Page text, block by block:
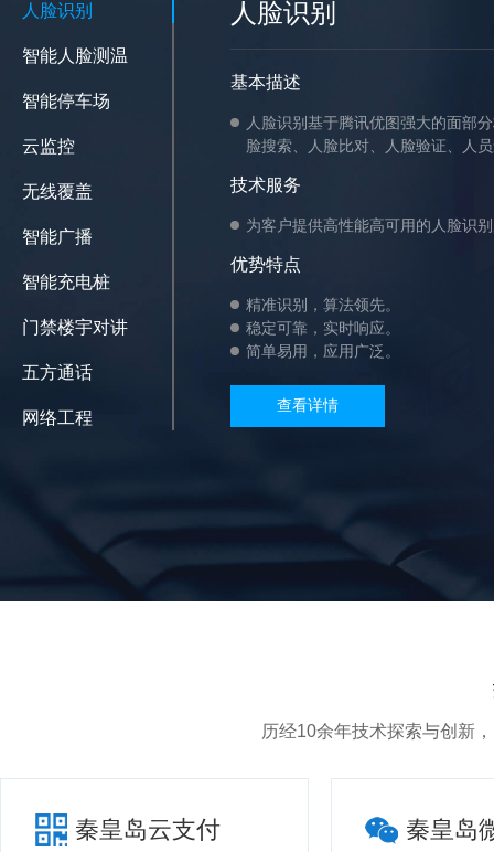
人脸识别
智能人脸测温
智能停车场
云监控
无线覆盖
智能广播
智能充电桩
门禁楼宇对讲
五方通话
网络工程
人脸识别
基本描述
人脸识别基于腾讯优图强大的面部
脸搜索、人脸比对、人脸验证、人
技术服务
为客户提供高性能高可用的人脸识
优势特点
精准识别，算法领先。
稳定可靠，实时响应。
简单易用，应用广泛。
查看详情
历经10余年技术探索与创新
秦皇岛云支付 秦皇岛